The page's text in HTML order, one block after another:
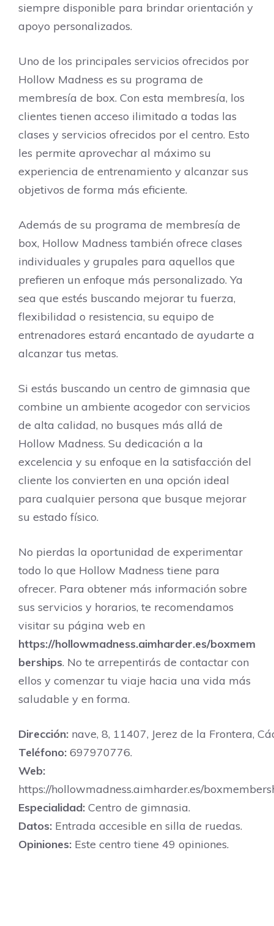
siempre disponible para brindar orientación y
apoyo personalizados.
Uno de los principales servicios ofrecidos por
Hollow Madness es su programa de
membresía de box. Con esta membresía, los
clientes tienen acceso ilimitado a todas las
clases y servicios ofrecidos por el centro. Esto
les permite aprovechar al máximo su
experiencia de entrenamiento y alcanzar sus
objetivos de forma más eficiente.
Además de su programa de membresía de
box, Hollow Madness también ofrece clases
individuales y grupales para aquellos que
prefieren un enfoque más personalizado. Ya
sea que estés buscando mejorar tu fuerza,
flexibilidad o resistencia, su equipo de
entrenadores estará encantado de ayudarte a
alcanzar tus metas.
Si estás buscando un centro de gimnasia que
combine un ambiente acogedor con servicios
de alta calidad, no busques más allá de
Hollow Madness. Su dedicación a la
excelencia y su enfoque en la satisfacción del
cliente los convierten en una opción ideal
para cualquier persona que busque mejorar
su estado físico.
No pierdas la oportunidad de experimentar
todo lo que Hollow Madness tiene para
ofrecer. Para obtener más información sobre
sus servicios y horarios, te recomendamos
visitar su página web en
https://hollowmadness.aimharder.es/boxmem
berships. No te arrepentirás de contactar con
ellos y comenzar tu viaje hacia una vida más
saludable y en forma.
Dirección: nave, 8, 11407, Jerez de la Frontera,
Teléfono: 697970776.
Web:
https://hollowmadness.aimharder.es/
Especialidad: Centro de gimnasia.
Datos: Entrada accesible en silla de ruedas.
Opiniones: Este centro tiene 49 opiniones.